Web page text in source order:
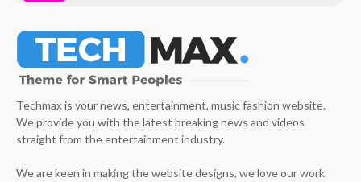
Techmax is your news, entertainment, music fashion website.
We provide you with the latest breaking news and videos
straight from the entertainment industry.
We are keen in making the website designs, we love our work